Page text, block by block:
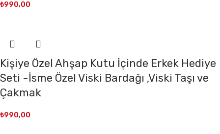
₺990,00
Kişiye Özel Ahşap Kutu İçinde Erkek Hediye
Seti -İsme Özel Viski Bardağı ,Viski Taşı ve
Çakmak
₺990,00